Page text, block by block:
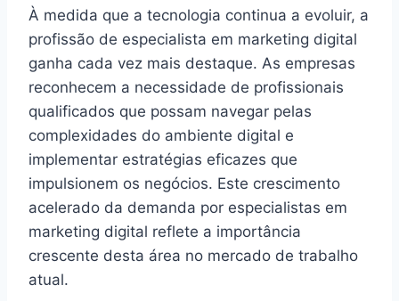
À medida que a tecnologia continua a evoluir, a
profissão de especialista em marketing digital
ganha cada vez mais destaque. As empresas
reconhecem a necessidade de profissionais
qualificados que possam navegar pelas
complexidades do ambiente digital e
implementar estratégias eficazes que
impulsionem os negócios. Este crescimento
acelerado da demanda por especialistas em
marketing digital reflete a importância
crescente desta área no mercado de trabalho
atual.